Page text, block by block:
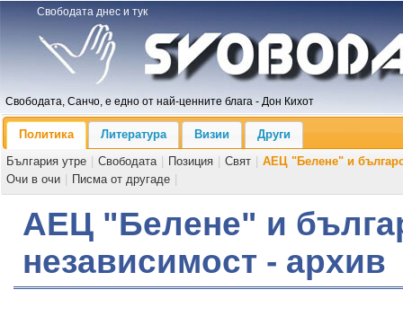
Свободата днес и тук
Свободата, Санчо, е едно от най-ценните блага - Дон Кихот
Политика Литература Визии
Други
България утре
Свободата Позиция Свят
АЕЦ "Белене" и
Очи в очи
Писма от другаде
АЕЦ "Белене" и
независимост - архив